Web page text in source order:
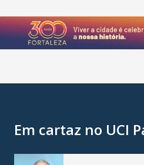
Em cartaz no UCI